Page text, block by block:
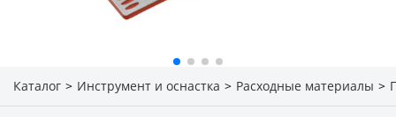
Каталог > Инструмент и оснастка > Расходные материалы >